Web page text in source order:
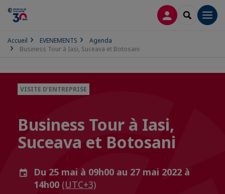
CONNEXION
Accueil EVENEMENTS
Agenda
Business Tour à Iasi, Suceava et Botosani
VISITE D’ENTREPRISE
Business Tour à Iasi,
Suceava et Botosani
Du 25 mai à 09h00 au 27 mai 2022 à
14h00 (UTC+3)